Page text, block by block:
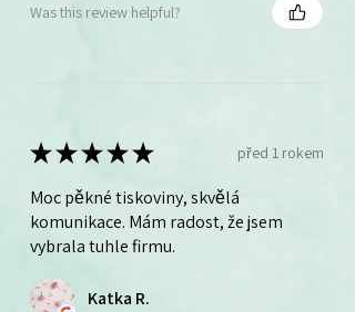
Was this review helpful?
★★★★★ před 1 rokem
Moc pěkné tiskoviny, skvělá
komunikace. Mám radost, že jsem
vybrala tuhle firmu.
Katka R.